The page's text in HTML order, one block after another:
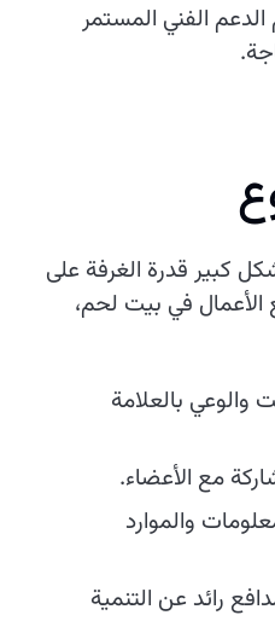
الفني المستمر
كبير قدرة الغرفة على
في بيت لحم،
والوعي بالعلامة
مع الأعضاء.
والموارد
رائد عن التنمية